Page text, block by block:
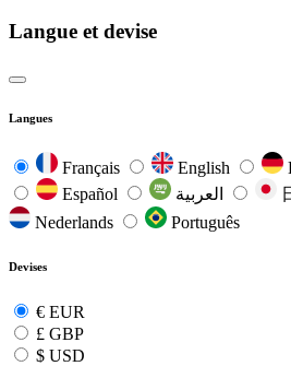
Langue et devise
Langues
Français English
Español
Nederlands
Português
Devises
€ EUR
£ GBP
$ USD